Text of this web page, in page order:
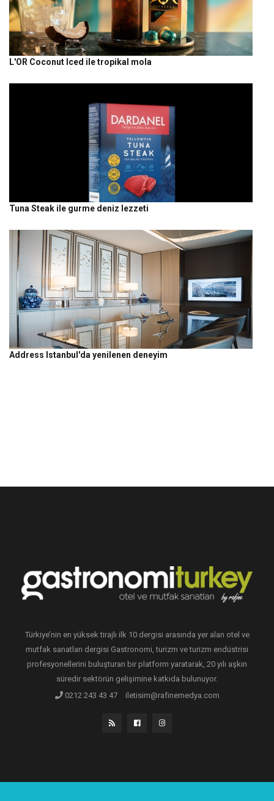
L'OR Coconut Iced ile tropikal mola
Tuna Steak ile gurme deniz lezzeti
Address Istanbul'da yenilenen deneyim
Türkiye’nin en yüksek tirajlı ilk 10 dergisi arasında yer alan otel ve
mutfak sanatları dergisi Gastronomi, turizm ve turizm endüstrisi
profesyonellerini buluşturan bir platform yaratarak, 20 yılı aşkın
süredir sektörün gelişimine katkıda bulunuyor.
0212 243 43 47
iletisim@rafinemedya.com